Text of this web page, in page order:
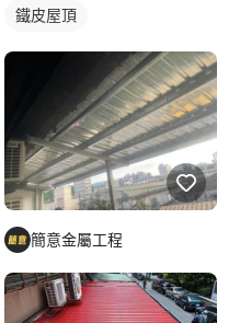
鐵皮屋頂
簡意金屬工程